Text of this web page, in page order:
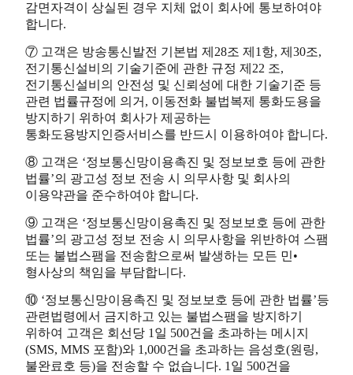
감면자격이 상실된 경우 지체 없이 회사에 통보하여야
합니다.
⑦ 고객은 방송통신발전 기본법 제28조 제1항, 제30조,
전기통신설비의 기술기준에 관한 규정 제22 조,
전기통신설비의 안전성 및 신뢰성에 대한 기술기준 등
관련 법률규정에 의거, 이동전화 불법복제 통화도용을
방지하기 위하여 회사가 제공하는
통화도용방지인증서비스를 반드시 이용하여야 합니다.
⑧ 고객은 ‘정보통신망이용촉진 및 정보보호 등에 관한
법률’의 광고성 정보 전송 시 의무사항 및 회사의
이용약관을 준수하여야 합니다.
⑨ 고객은 ‘정보통신망이용촉진 및 정보보호 등에 관한
법률’의 광고성 정보 전송 시 의무사항을 위반하여 스팸
또는 불법스팸을 전송함으로써 발생하는 모든 민•
형사상의 책임을 부담합니다.
⑩ ‘정보통신망이용촉진 및 정보보호 등에 관한 법률’등
관련법령에서 금지하고 있는 불법스팸을 방지하기
위하여 고객은 회선당 1일 500건을 초과하는 메시지
(SMS, MMS 포함)와 1,000건을 초과하는 음성호(원링,
불완료호 등)을 전송할 수 없습니다. 1일 500건을